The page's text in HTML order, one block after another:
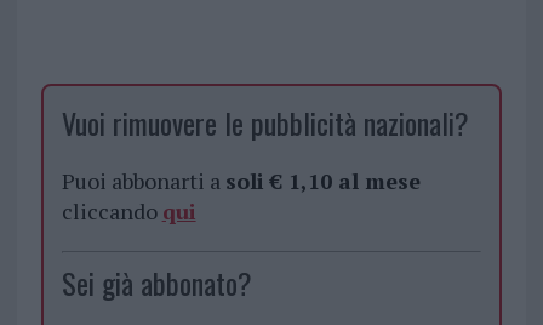
Vuoi rimuovere le pubblicità nazionali?
Puoi abbonarti a soli € 1,10 al mese
cliccando qui
Sei già abbonato?